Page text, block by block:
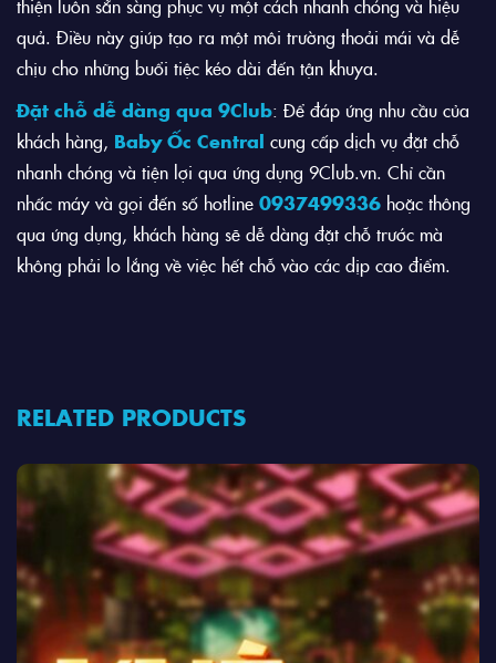
thiện luôn sẵn sàng phục vụ một cách nhanh chóng và hiệu
quả. Điều này giúp tạo ra một môi trường thoải mái và dễ
chịu cho những buổi tiệc kéo dài đến tận khuya.
Đặt chỗ dễ dàng qua 9Club: Để đáp ứng nhu cầu của
khách hàng, Baby Ốc Central cung cấp dịch vụ đặt chỗ
nhanh chóng và tiện lợi qua ứng dụng 9Club.vn. Chỉ cần
nhấc máy và gọi đến số hotline 0937499336 hoặc thông
qua ứng dụng, khách hàng sẽ dễ dàng đặt chỗ trước mà
không phải lo lắng về việc hết chỗ vào các dịp cao điểm.
RELATED PRODUCTS